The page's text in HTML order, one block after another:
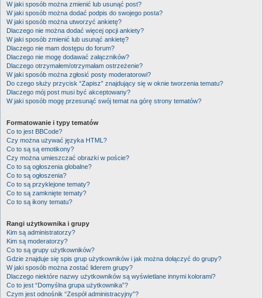
W jaki sposób można zmienić lub usunąć post?
W jaki sposób można dodać podpis do swojego posta?
W jaki sposób można utworzyć ankietę?
Dlaczego nie można dodać więcej opcji ankiety?
W jaki sposób zmienić lub usunąć ankietę?
Dlaczego nie mam dostępu do forum?
Dlaczego nie mogę dodawać załączników?
Dlaczego otrzymałem/otrzymałam ostrzeżenie?
W jaki sposób można zgłosić posty moderatorowi?
Do czego służy przycisk “Zapisz” znajdujący się w oknie tworzenia tematu?
Dlaczego mój post musi być akceptowany?
W jaki sposób mogę przesunąć swój temat na górę strony tematów?
Formatowanie i typy tematów
Co to jest BBCode?
Czy można używać języka HTML?
Co to są są emotikony?
Czy można umieszczać obrazki w poście?
Co to są ogłoszenia globalne?
Co to są ogłoszenia?
Co to są przyklejone tematy?
Co to są zamknięte tematy?
Co to są ikony tematu?
Rangi użytkownika i grupy
Kim są administratorzy?
Kim są moderatorzy?
Co to są grupy użytkowników?
Gdzie znajduje się spis grup użytkowników i jak można dołączyć do grupy?
W jaki sposób można zostać liderem grupy?
Dlaczego niektóre nazwy użytkowników są wyświetlane innymi kolorami?
Co to jest “Domyślna grupa użytkownika”?
Czym jest odnośnik “Zespół administracyjny”?